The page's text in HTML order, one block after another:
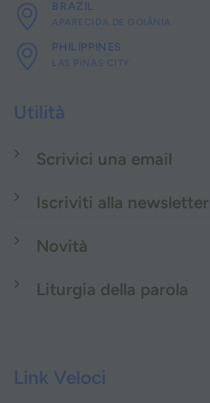
BRAZIL
APARECIDA DE GOIÂNIA
PHILIPPINES
LAS PINAS CITY
Utilità
Scrivici una email
Iscriviti alla newsletter
Novità
Liturgia della parola
Link Veloci